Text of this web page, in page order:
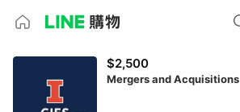
$2,500
Mergers and Acquisitions